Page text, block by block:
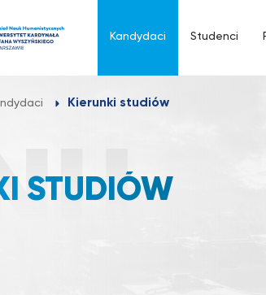
Kandydaci Studenci
Kierunki studiów
STUDIÓW